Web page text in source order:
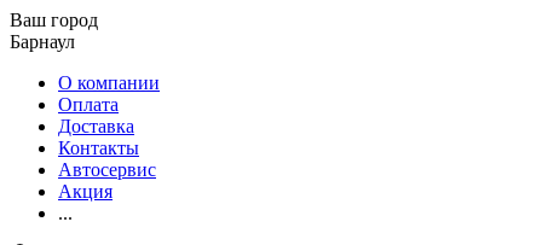
Ваш город
Барнаул
О компании
Оплата
Доставка
Контакты
Автосервис
Акция
...